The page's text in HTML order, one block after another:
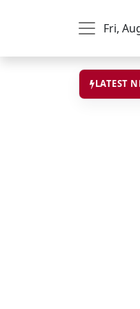
Fri,
LATEST
ਪਾਰਟੀ ਭਾਰਤੀ ਸਤਾ ਨੂੰ ਵੰਗਾਰ 28